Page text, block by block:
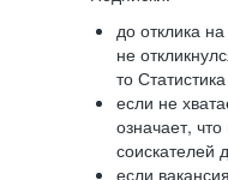
до отклика
не
то
если не
означает,
соискателей
если